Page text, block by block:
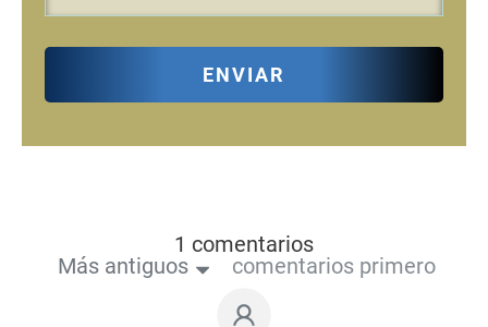
ENVIAR
1 comentarios
Más antiguos
comentarios primero